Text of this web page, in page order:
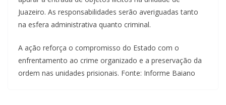
Juazeiro. As responsabilidades serão averiguadas tanto
na esfera administrativa quanto criminal.
A ação reforça o compromisso do Estado com o
enfrentamento ao crime organizado e a preservação da
ordem nas unidades prisionais. Fonte: Informe Baiano